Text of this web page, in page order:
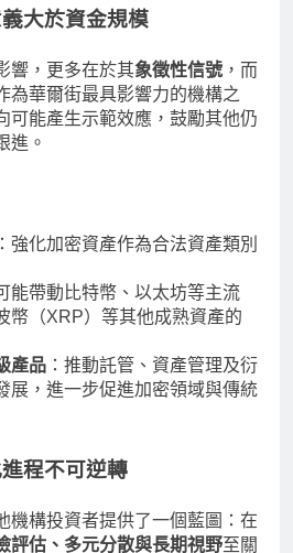
大於資金規模
響，更多在於其象徵性信號 ，而
為華爾街最具影響力的機構之
可能產生示範效應，鼓勵其他仍
進。
：強化加密資產作為合法資產類別
能帶動比特幣、以太坊等主流
幣（XRP）等其他成熟資產的
產品 ：推動託管、資產管理及衍
展，進一步促進加密領域與傳統
程不可逆轉
機構投資者提供了一個藍圖：在
評估、多元分散與長期視野至關